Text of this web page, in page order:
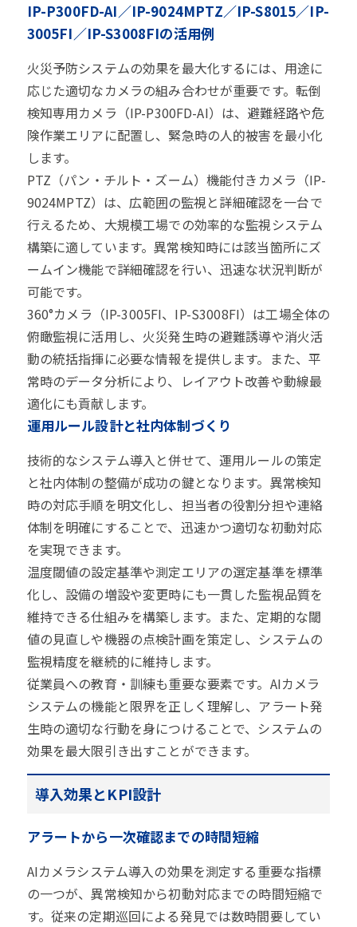
IP-P300FD-AI／IP-9024MPTZ／IP-S8015／IP-
3005FI／IP-S3008FIの活用例
火災予防システムの効果を最大化するには、用途に
応じた適切なカメラの組み合わせが重要です。転倒
検知専用カメラ（IP-P300FD-AI）は、避難経路や危
険作業エリアに配置し、緊急時の人的被害を最小化
します。
PTZ（パン・チルト・ズーム）機能付きカメラ（IP-
9024MPTZ）は、広範囲の監視と詳細確認を一台で
行えるため、大規模工場での効率的な監視システム
構築に適しています。異常検知時には該当箇所にズ
ームイン機能で詳細確認を行い、迅速な状況判断が
可能です。
360°カメラ（IP-3005FI、IP-S3008FI）は工場全体の
俯瞰監視に活用し、火災発生時の避難誘導や消火活
動の統括指揮に必要な情報を提供します。また、平
常時のデータ分析により、レイアウト改善や動線最
適化にも貢献します。
運用ルール設計と社内体制づくり
技術的なシステム導入と併せて、運用ルールの策定
と社内体制の整備が成功の鍵となります。異常検知
時の対応手順を明文化し、担当者の役割分担や連絡
体制を明確にすることで、迅速かつ適切な初動対応
を実現できます。
温度閾値の設定基準や測定エリアの選定基準を標準
化し、設備の増設や変更時にも一貫した監視品質を
維持できる仕組みを構築します。また、定期的な閾
値の見直しや機器の点検計画を策定し、システムの
監視精度を継続的に維持します。
従業員への教育・訓練も重要な要素です。AIカメラ
システムの機能と限界を正しく理解し、アラート発
生時の適切な行動を身につけることで、システムの
効果を最大限引き出すことができます。
導入効果とKPI設計
アラートから一次確認までの時間短縮
AIカメラシステム導入の効果を測定する重要な指標
の一つが、異常検知から初動対応までの時間短縮で
す。従来の定期巡回による発見では数時間要してい